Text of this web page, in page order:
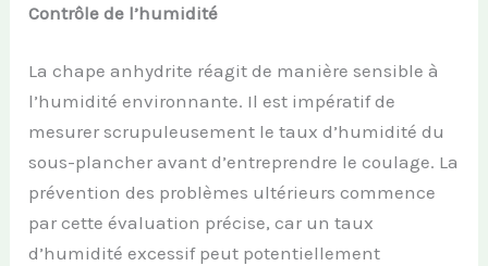
Contrôle de l’humidité
La chape anhydrite réagit de manière sensible à
l’humidité environnante. Il est impératif de
mesurer scrupuleusement le taux d’humidité du
sous-plancher avant d’entreprendre le coulage. La
prévention des problèmes ultérieurs commence
par cette évaluation précise, car un taux
d’humidité excessif peut potentiellement